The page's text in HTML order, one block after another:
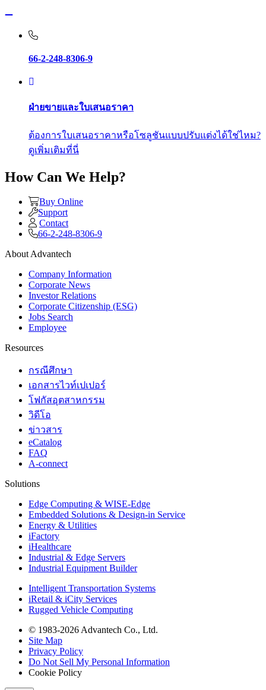
66-2-248-8306-9
ฝ่ายขายและใบเสนอราคา
ต้องการใบเสนอราคาหรือโซลูชันแบบปรับแต่งได้ใช่ไหม?
ดูเพิ่มเติมที่นี่
How Can We Help?
Buy Online
Support
Contact
66-2-248-8306-9
About Advantech
Company Information
Corporate News
Investor Relations
Corporate Citizenship (ESG)
Jobs Search
Employee
Resources
กรณีศึกษา
เอกสารไวท์เปเปอร์
โฟกัสอุตสาหกรรม
วิดีโอ
ข่าวสาร
eCatalog
FAQ
A-connect
Solutions
Edge Computing & WISE-Edge
Embedded Solutions & Design-in Service
Energy & Utilities
iFactory
iHealthcare
Industrial & Edge Servers
Industrial Equipment Builder
Intelligent Transportation Systems
iRetail & iCity Services
Rugged Vehicle Computing
© 1983-2026 Advantech Co., Ltd.
Site Map
Privacy Policy
Do Not Sell My Personal Information
Cookie Policy